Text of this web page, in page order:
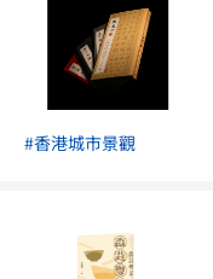
#香港城市景觀